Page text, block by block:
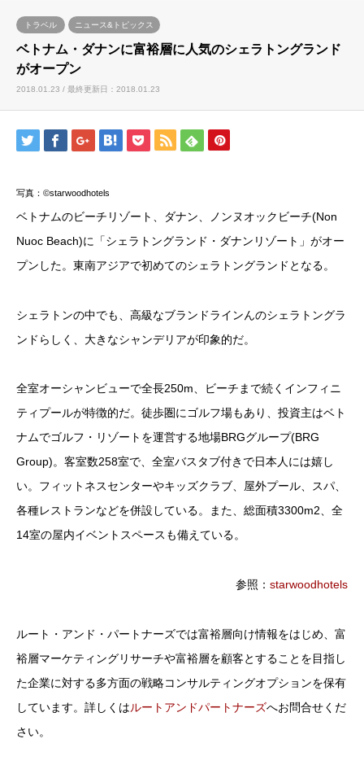
トラベル ニュース&トピックス
ベトナム・ダナンに富裕層に人気のシェラトングランド
がオープン
2018.01.23 / 最終更新日：2018.01.23
写真：©starwoodhotels
ベトナムのビーチリゾート、ダナン、ノンヌオックビーチ(Non
Nuoc Beach)に「シェラトングランド・ダナンリゾート」がオー
プンした。東南アジアで初めてのシェラトングランドとなる。
シェラトンの中でも、高級なブランドラインんのシェラトングラ
ンドらしく、大きなシャンデリアが印象的だ。
全室オーシャンビューで全長250m、ビーチまで続くインフィニ
ティプールが特徴的だ。徒歩圏にゴルフ場もあり、投資主はベト
ナムでゴルフ・リゾートを運営する地場BRGグループ(BRG
Group)。客室数258室で、全室バスタブ付きで日本人には嬉し
い。フィットネスセンターやキッズクラブ、屋外プール、スパ、
各種レストランなどを併設している。また、総面積3300m2、全
14室の屋内イベントスペースも備えている。
参照： starwoodhotels
ルート・アンド・パートナーズでは富裕層向け情報をはじめ、富
裕層マーケティングリサーチや富裕層を顧客とすることを目指し
た企業に対する多方面の戦略コンサルティングオプションを保有
しています。詳しくはルートアンドパートナーズへお問合せくだ
さい。